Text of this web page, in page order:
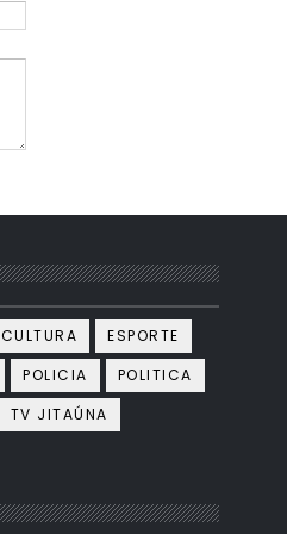
CULTURA
ESPORTE
POLICIA
POLITICA
TV JITAÚNA